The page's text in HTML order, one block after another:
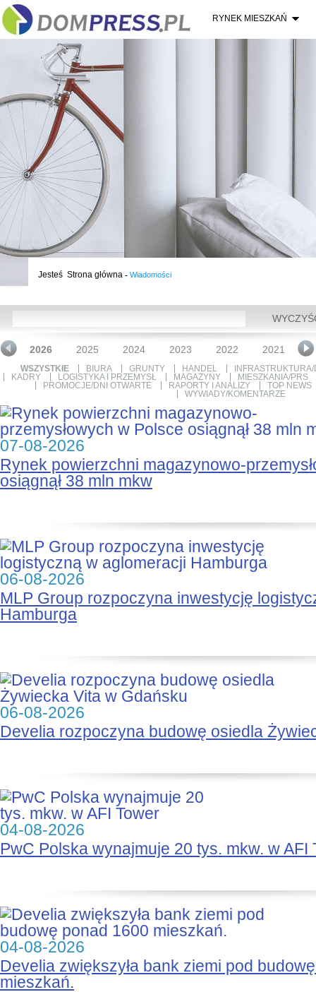
RYNEK MIESZKAŃ
Jesteś Strona główna - Wiadomości
2026 2025 2024 2023 2022 2021
WSZYSTKIE BIURA GRUNTY HANDEL
KADRY
LOGISTYKA I PRZEMYSŁ MAGAZYNY
MIESZKANIA/PRS
PROMOCJE/DNI OTWARTE
RAPORTY I ANALIZY
TOP NEWS
WYWIADY/KOMENTARZE
07-08-2026
Rynek powierzchni magazynowo-
osiągnął 38 mln mkw
06-08-2026
MLP Group rozpoczyna inwestycję
Hamburga
06-08-2026
Develia rozpoczyna budowę osiedla
04-08-2026
PwC Polska wynajmuje 20 tys. mkw. w AFI
04-08-2026
Develia zwiększyła bank ziemi pod
mieszkań.